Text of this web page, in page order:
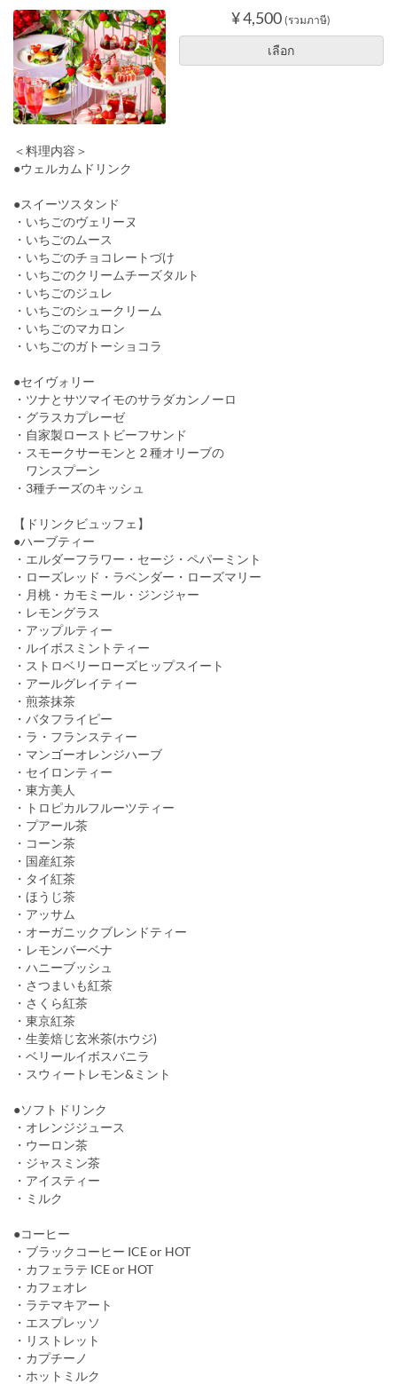
¥ 4,500 (รวมภาษี)
เลือก
＜料理内容＞
●ウェルカムドリンク
●スイーツスタンド
・いちごのヴェリーヌ
・いちごのムース
・いちごのチョコレートづけ
・いちごのクリームチーズタルト
・いちごのジュレ
・いちごのシュークリーム
・いちごのマカロン
・いちごのガトーショコラ
●セイヴォリー
・ツナとサツマイモのサラダカンノーロ
・グラスカプレーゼ
・自家製ローストビーフサンド
・スモークサーモンと２種オリーブの
ワンスプーン
・3種チーズのキッシュ
【ドリンクビュッフェ】
●ハーブティー
・エルダーフラワー・セージ・ペパーミント
・ローズレッド・ラベンダー・ローズマリー
・月桃・カモミール・ジンジャー
・レモングラス
・アップルティー
・ルイボスミントティー
・ストロベリーローズヒップスイート
・アールグレイティー
・煎茶抹茶
・バタフライピー
・ラ・フランスティー
・マンゴーオレンジハーブ
・セイロンティー
・東方美人
・トロピカルフルーツティー
・プアール茶
・コーン茶
・国産紅茶
・タイ紅茶
・ほうじ茶
・アッサム
・オーガニックブレンドティー
・レモンバーベナ
・ハニーブッシュ
・さつまいも紅茶
・さくら紅茶
・東京紅茶
・生姜焙じ玄米茶(ホウジ)
・ベリールイボスバニラ
・スウィートレモン&ミント
●ソフトドリンク
・オレンジジュース
・ウーロン茶
・ジャスミン茶
・アイスティー
・ミルク
●コーヒー
・ブラックコーヒー ICE or HOT
・カフェラテ ICE or HOT
・カフェオレ
・ラテマキアート
・エスプレッソ
・リストレット
・カプチーノ
・ホットミルク